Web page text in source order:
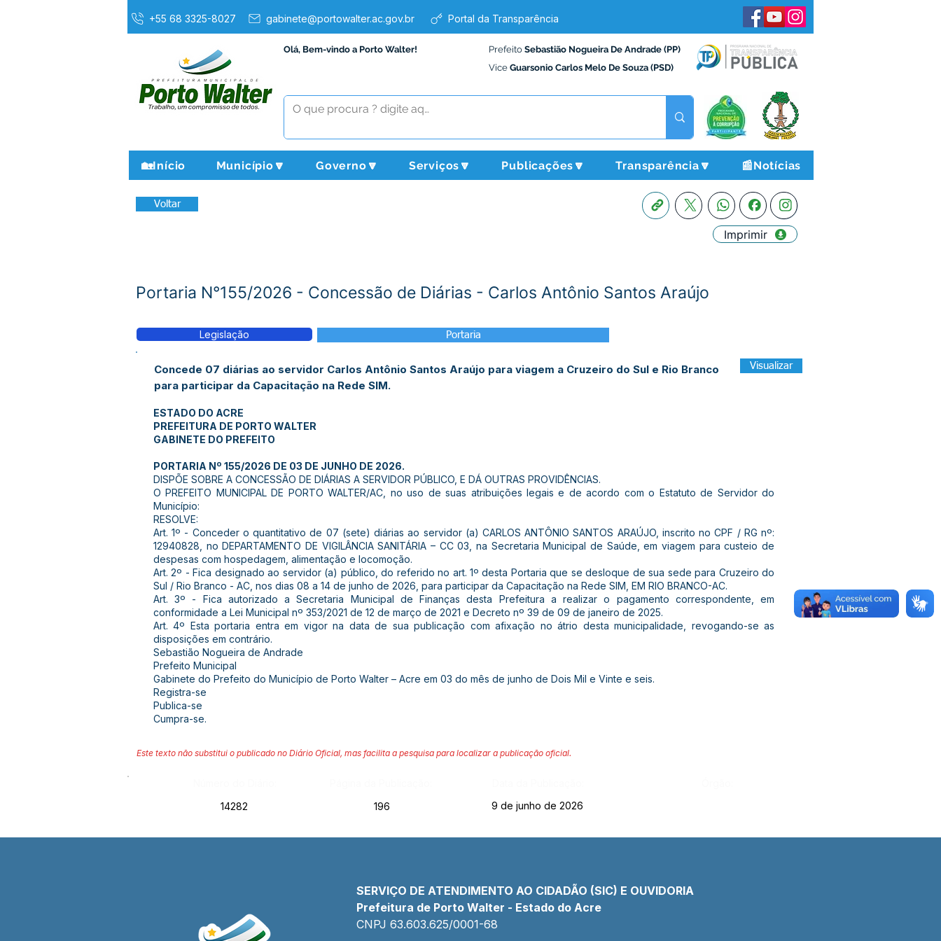
+55 68 3325-8027 gabinete@portowalter.ac.gov.br Portal da Transparência
Olá, Bem-vindo a Porto Walter! Prefeito Sebastião Nogueira De Andrade (PP)
Vice Guarsonio Carlos Melo De Souza (PSD)
🏡Início Município🔽 Governo🔽 Serviços🔽 Publicações🔽 Transparência🔽 📰Notícias
Voltar
Imprimir
Portaria N°155/2026 - Concessão de Diárias - Carlos Antônio Santos Araújo
Legislação Portaria
Concede 07 diárias ao servidor Carlos Antônio Santos Araújo para viagem a Cruzeiro do Sul e Rio Branco
para participar da Capacitação na Rede SIM.
Visualizar
ESTADO DO ACRE
PREFEITURA DE PORTO WALTER
GABINETE DO PREFEITO
PORTARIA Nº 155/2026 DE 03 DE JUNHO DE 2026.
DISPÕE SOBRE A CONCESSÃO DE DIÁRIAS A SERVIDOR PÚBLICO, E DÁ OUTRAS PROVIDÊNCIAS.
O PREFEITO MUNICIPAL DE PORTO WALTER/AC, no uso de suas atribuições legais e de acordo com o Estatuto de Servidor do
Município:
RESOLVE:
Art. 1º - Conceder o quantitativo de 07 (sete) diárias ao servidor (a) CARLOS ANTÔNIO SANTOS ARAÚJO, inscrito no CPF / RG nº:
12940828, no DEPARTAMENTO DE VIGILÂNCIA SANITÁRIA – CC 03, na Secretaria Municipal de Saúde, em viagem para custeio de
despesas com hospedagem, alimentação e locomoção.
Art. 2º - Fica designado ao servidor (a) público, do referido no art. 1º desta Portaria que se desloque de sua sede para Cruzeiro do
Sul / Rio Branco - AC, nos dias 08 a 14 de junho de 2026, para participar da Capacitação na Rede SIM, EM RIO BRANCO-AC.
Art. 3º - Fica autorizado a Secretaria Municipal de Finanças desta Prefeitura a realizar o pagamento correspondente, em
conformidade a Lei Municipal nº 353/2021 de 12 de março de 2021 e Decreto nº 39 de 09 de janeiro de 2025.
Art. 4º Esta portaria entra em vigor na data de sua publicação com afixação no átrio desta municipalidade, revogando-se as
disposições em contrário.
Sebastião Nogueira de Andrade
Prefeito Municipal
Gabinete do Prefeito do Município de Porto Walter – Acre em 03 do mês de junho de Dois Mil e Vinte e seis.
Registra-se
Publica-se
Cumpra-se.
Este texto não substitui o publicado no Diário Oficial, mas facilita a pesquisa para localizar a publicação oficial.
14282
196 9 de junho de 2026
SERVIÇO DE ATENDIMENTO AO CIDADÃO (SIC) E OUVIDORIA
Prefeitura de Porto Walter - Estado do Acre
CNPJ 63.603.625/0001-68